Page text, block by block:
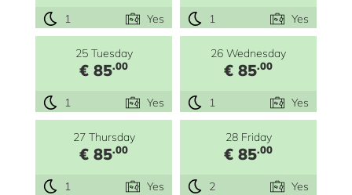
1 Yes 1 Yes
25 Tuesday
€ 85.00
1 Yes
26 Wednesday
€ 85.00
1 Yes
27 Thursday
€ 85.00
1 Yes
28 Friday
€ 85.00
2 Yes